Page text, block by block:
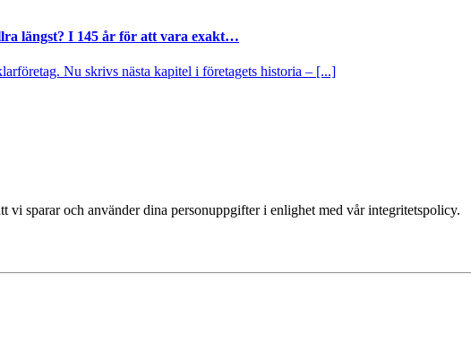
längst? I 145 år för att vara exakt…
Nu skrivs nästa kapitel i företagets historia – [...]
sparar och använder dina personuppgifter i enlighet med vår integritetspolicy.